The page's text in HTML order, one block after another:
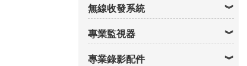
無線收發系統
專業監視器
專業錄影配件